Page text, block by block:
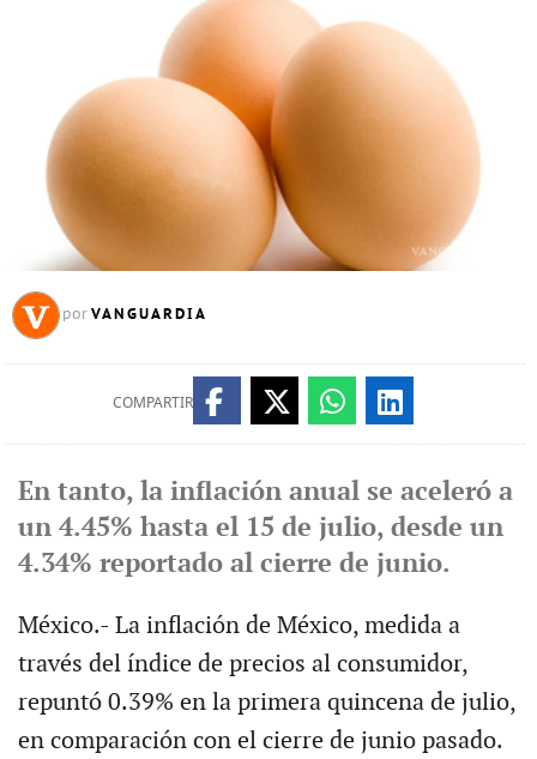
por VANGUARDIA
COMPARTIR
En tanto, la inflación anual se aceleró a
un 4.45% hasta el 15 de julio, desde un
4.34% reportado al cierre de junio.
México.- La inflación de México, medida a
través del índice de precios al consumidor,
repuntó 0.39% en la primera quincena de julio,
en comparación con el cierre de junio pasado.